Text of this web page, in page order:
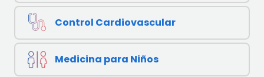
Control Cardiovascular
Medicina para Niños